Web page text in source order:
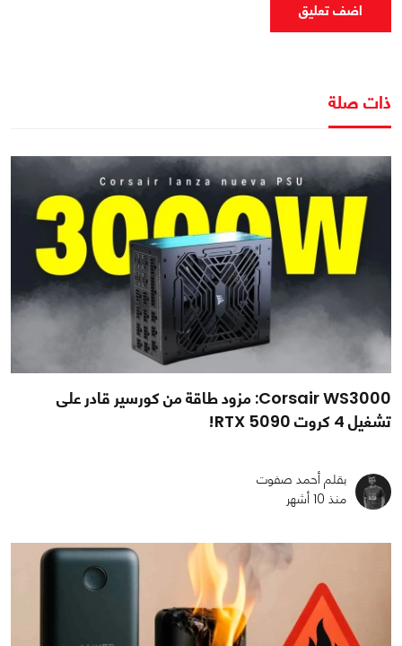
اضف تعليق
ذات صلة
Corsair WS3000: مزود طاقة من كورسير قادر على
تشغيل 4 كروت RTX 5090!
بقلم أحمد صفوت
منذ 10 أشهر